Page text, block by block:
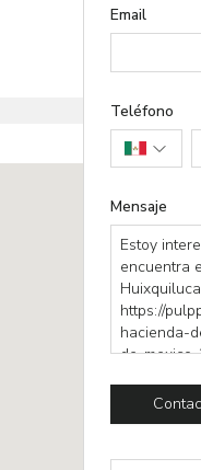
Email
Teléfono
Mensaje